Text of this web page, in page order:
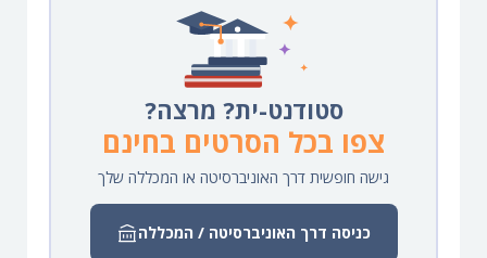
סטודנט-ית? מרצה?
צפו בכל הסרטים בחינם
גישה חופשית דרך האוניברסיטה או המכללה שלך
כניסה דרך האוניברסיטה / המכללה